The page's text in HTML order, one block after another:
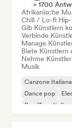
> 1700
Afrikanische
Chill / Lo-fi
Gib Künstlern
Verbinde
Manage
Biete Künstlern
Nehme
Musik
Canzone Italiana
Dance pop
Rap/Trap Italiano